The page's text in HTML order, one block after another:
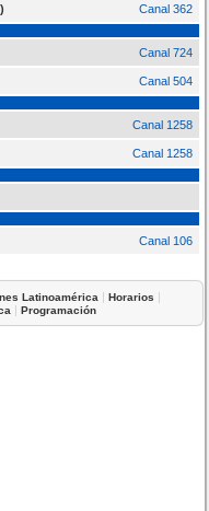
Canal 362
Canal 724
Canal 504
Canal 1258
Canal 1258
Canal 106
Latinoamérica |Horarios |
|Programación